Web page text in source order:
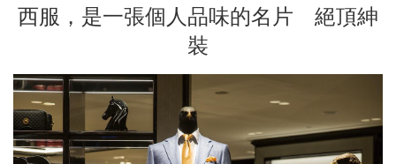
西服，是一張個人品味的名片 絕頂紳
裝